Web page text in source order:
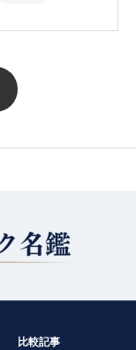
、その点は限
して参考
名待ってまし
んでました。
ニックです。
ん。
比較記事